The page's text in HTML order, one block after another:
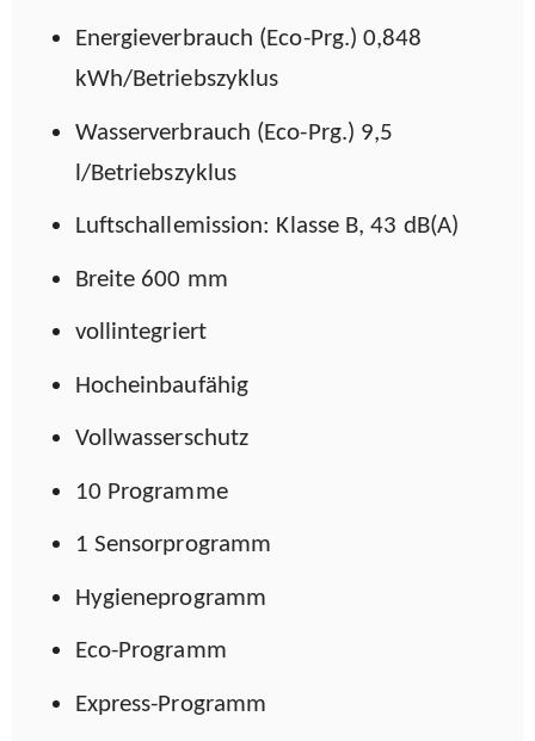
Energieverbrauch (Eco-Prg.) 0,848
kWh/Betriebszyklus
Wasserverbrauch (Eco-Prg.) 9,5
l/Betriebszyklus
Luftschallemission: Klasse B, 43 dB(A)
Breite 600 mm
vollintegriert
Hocheinbaufähig
Vollwasserschutz
10 Programme
1 Sensorprogramm
Hygieneprogramm
Eco-Programm
Express-Programm